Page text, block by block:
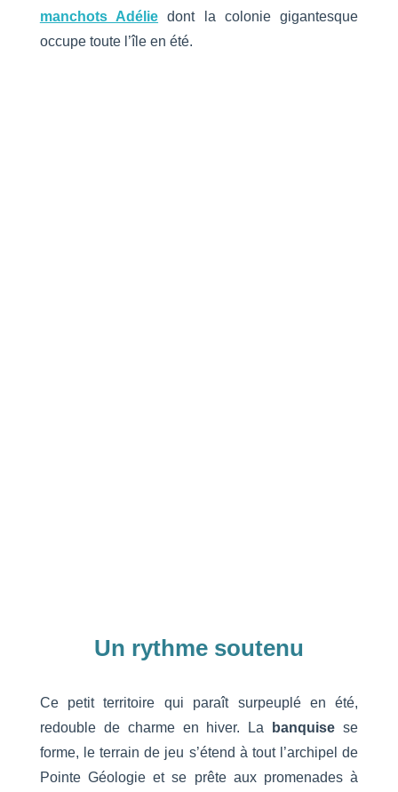
manchots Adélie dont la colonie gigantesque
occupe toute l’île en été.
Un rythme soutenu
Ce petit territoire qui paraît surpeuplé en été,
redouble de charme en hiver. La
banquisese
forme, le terrain de jeu s’étend à tout l’archipel de
Pointe Géologie et se prête aux promenades à